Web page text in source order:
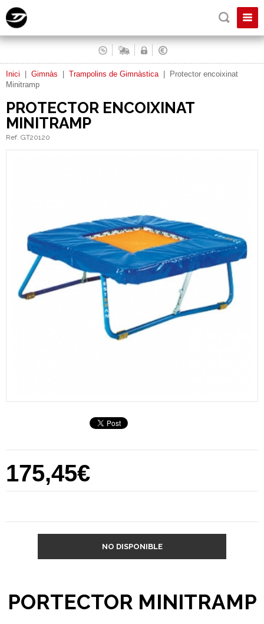
Inici Gimnàs Trampolins de Gimnàstica|
Protector encoixinat
Minitramp
PROTECTOR ENCOIXINAT
MINITRAMP
Ref. GT20120
175,45€
NO DISPONIBLE
PORTECTOR MINITRAMP